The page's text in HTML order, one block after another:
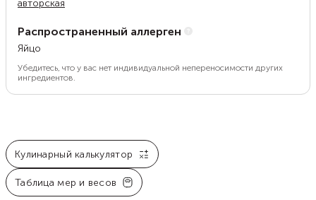
авторская
Распространенный аллерген
Яйцо
Убедитесь, что у вас нет индивидуальной непереносимости других
ингредиентов.
Кулинарный калькулятор
Таблица мер и весов